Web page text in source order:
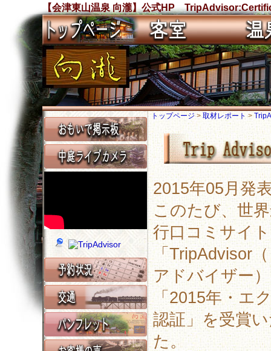
【会津東山温泉 向瀧】公式HP
トップページ> 取材レポート>
2015年05月発
このたび、世
行口コミサイト
「TripAdvisor
アドバイザー
「2015年・エ
認証」を受賞
た。